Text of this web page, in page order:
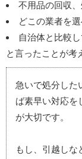
不用品の回収
どこの業者を
自治体と比較
と言ったことが考
急いで処分した
ば素早い対応を
が大切です。
もし、引越しな